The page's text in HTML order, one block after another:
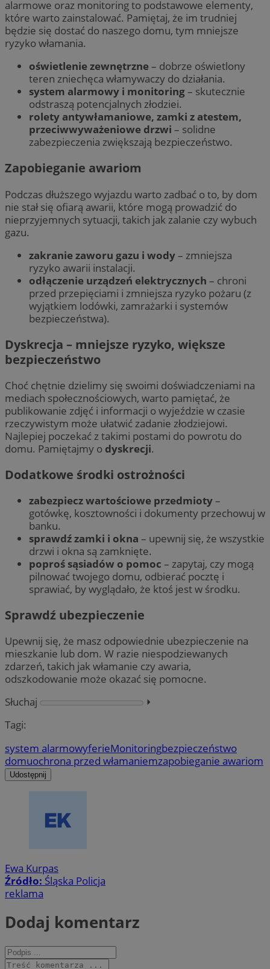
alarmowe oraz monitoring to podstawowe elementy,
które warto zainstalować. Pamiętaj, że im trudniej
będzie się dostać do naszego domu, tym mniejsze
ryzyko włamania.
oświetlenie zewnętrzne– dobrze oświetlony
teren zniechęca włamywaczy do działania.
system alarmowy i monitoring– skutecznie
odstraszą potencjalnych złodziei.
rolety antywłamaniowe, zamki z atestem,
przeciwwyważeniowe drzwi – solidne
zabezpieczenia zwiększają bezpieczeństwo.
Zapobieganie awariom
Podczas dłuższego wyjazdu warto zadbać o to, by dom
nie stał się ofiarą awarii, które mogą prowadzić do
nieprzyjemnych sytuacji, takich jak zalanie czy wybuch
gazu.
zakranie zaworu gazu i wody– zmniejsza
ryzyko awarii instalacji.
odłączenie urządzeń elektrycznych – chroni
przed przepięciami i zmniejsza ryzyko pożaru (z
wyjątkiem lodówki, zamrażarki i systemów
bezpieczeństwa).
Dyskrecja – mniejsze ryzyko, większe
bezpieczeństwo
Choć chętnie dzielimy się swoimi doświadczeniami na
mediach społecznościowych, warto pamiętać, że
publikowanie zdjęć i informacji o wyjeździe w czasie
rzeczywistym może ułatwić zadanie złodziejowi.
Najlepiej poczekać z takimi postami do powrotu do
domu. Pamiętajmy o dyskrecji.
Dodatkowe środki ostrożności
zabezpiecz wartościowe przedmioty–
gotówkę, kosztowności i dokumenty przechowuj w
banku.
sprawdź zamki i okna – upewnij się, że wszystkie
drzwi i okna są zamknięte.
poproś sąsiadów o pomoc – zapytaj, czy mogą
pilnować twojego domu, odbierać pocztę i
sprawiać, by wyglądało, że ktoś jest w środku.
Sprawdź ubezpieczenie
Upewnij się, że masz odpowiednie ubezpieczenie na
mieszkanie lub dom. W razie niespodziewanych
zdarzeń, takich jak włamanie czy awaria,
odszkodowanie może okazać się pomocne.
Słuchaj
⏵︎
Tagi:
system alarmowyferieMonitoringbezpieczeństwo
domuochrona przed włamaniemzapobieganie awariom
Udostępnij
Ewa Kurpas
Źródło: Śląska Policja
reklama
Dodaj komentarz